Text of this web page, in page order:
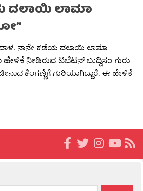
ದಲಾಯಿ ಲಾಮಾ
ನಾನೇ ಕಡೆಯ ದಲಾಯಿ ಲಾಮಾ
ನೀಡಿರುವ ಟಿಬೆಟನ್ ಬುದ್ದಿಸಂ ಗುರು
ಕೆಂಗಣ್ಣಿಗೆ ಗುರಿಯಾಗಿದ್ದಾರೆ. ಈ ಹೇಳಿಕೆ